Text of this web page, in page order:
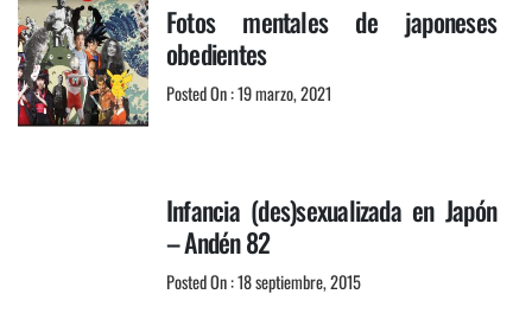
Fotos mentales de japoneses
obedientes
Posted On : 19 marzo, 2021
Infancia (des)sexualizada en Japón
– Andén 82
Posted On : 18 septiembre, 2015